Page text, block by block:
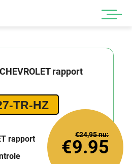
CHEVROLETrapport
TR-HZ
rapport
€9.95
€24,95nu: